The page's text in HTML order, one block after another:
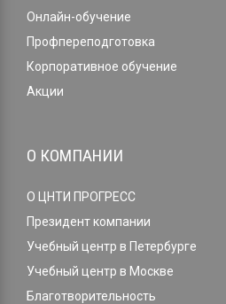
Онлайн-обучение
Профпереподготовка
Корпоративное обучение
Акции
О КОМПАНИИ
О ЦНТИ ПРОГРЕСС
Президент компании
Учебный центр в Петербурге
Учебный центр в Москве
Благотворительность